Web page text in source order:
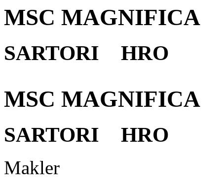
MSC MAGNIFICA
SARTORI HRO
MSC MAGNIFICA
SARTORI HRO
Makler